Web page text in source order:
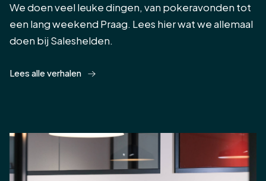
We doen veel leuke dingen, van pokeravonden tot
een lang weekend Praag. Lees hier wat we allemaal
doen bij Saleshelden.
Lees alle verhalen